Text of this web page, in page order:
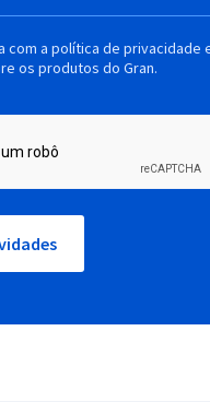
com a política de
os produtos do Gran.